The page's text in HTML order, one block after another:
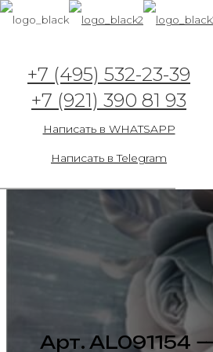
+7 (495) 532-23-39
+7 (921) 390 81 93
Написать в WHATSAPP
Написать в Telegram
Арт. AL091154